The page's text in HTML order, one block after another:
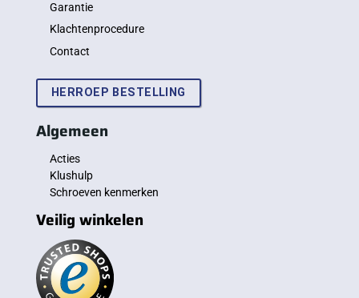
Garantie
Klachtenprocedure
Contact
HERROEP BESTELLING
Algemeen
Acties
Klushulp
Schroeven kenmerken
Veilig winkelen